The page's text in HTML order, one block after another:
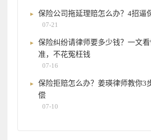
保险公司拖延理赔怎么办？4招逼
07-21
保险纠纷请律师要多少钱？一文
准，不花冤枉钱
07-16
保险拒赔怎么办？姜瑛律师教你3
偿
07-10